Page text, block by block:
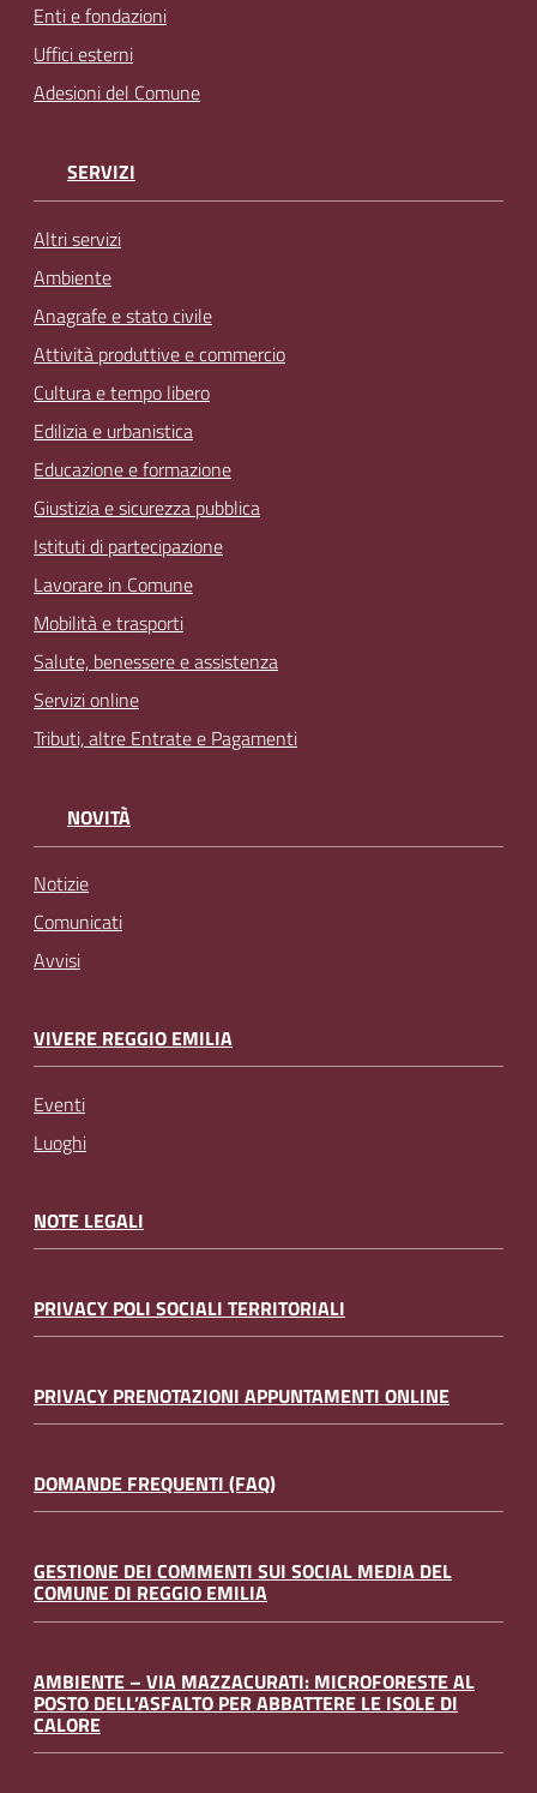
Enti e fondazioni
Uffici esterni
Adesioni del Comune
SERVIZI
Altri servizi
Ambiente
Anagrafe e stato civile
Attività produttive e commercio
Cultura e tempo libero
Edilizia e urbanistica
Educazione e formazione
Giustizia e sicurezza pubblica
Istituti di partecipazione
Lavorare in Comune
Mobilità e trasporti
Salute, benessere e assistenza
Servizi online
Tributi, altre Entrate e Pagamenti
NOVITÀ
Notizie
Comunicati
Avvisi
VIVERE REGGIO EMILIA
Eventi
Luoghi
NOTE LEGALI
PRIVACY POLI SOCIALI TERRITORIALI
PRIVACY PRENOTAZIONI APPUNTAMENTI ONLINE
DOMANDE FREQUENTI (FAQ)
GESTIONE DEI COMMENTI SUI SOCIAL MEDIA DEL
COMUNE DI REGGIO EMILIA
AMBIENTE – VIA MAZZACURATI: MICROFORESTE AL
POSTO DELL’ASFALTO PER ABBATTERE LE ISOLE DI
CALORE